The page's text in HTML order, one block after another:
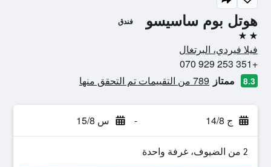
هوتل بوم ساسيسو فندق
2 نجمتين
فيلا فيردي، البرتغال
+351 253 929 070
8.3 ممتاز 789 من التقييمات تم التحقق منها
ج 14/8 - س 15/8
2 من الضيوف، غرفة واحدة